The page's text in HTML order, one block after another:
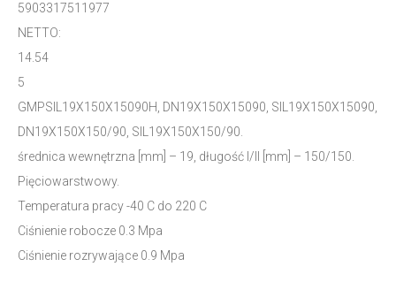
5903317511977
NETTO:
14.54
5
GMPSIL19X150X15090H, DN19X150X15090, SIL19X150X15090,
DN19X150X150/90, SIL19X150X150/90.
średnica wewnętrzna [mm] – 19, długość I/II [mm] – 150/150.
Pięciowarstwowy.
Temperatura pracy -40 C do 220 C
Ciśnienie robocze 0.3 Mpa
Ciśnienie rozrywające 0.9 Mpa